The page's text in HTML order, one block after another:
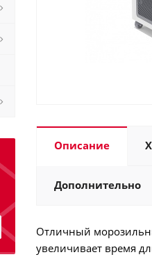
Описание
Дополнительно
Отличный
увеличивает время